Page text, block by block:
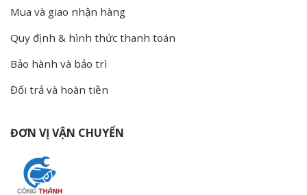
Mua và giao nhận hàng
Quy định & hình thức thanh toán
Bảo hành và bảo trì
Đổi trả và hoàn tiền
ĐƠN VỊ VẬN CHUYỂN